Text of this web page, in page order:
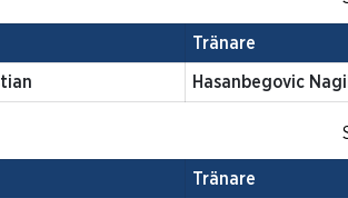
Tränare
Hasanbegovic
Tränare